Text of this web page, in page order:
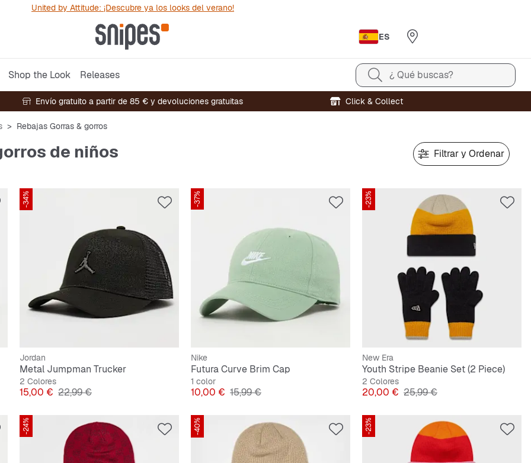
United by Attitude: ¡Descubre ya los looks del verano!
ES
Shop the Look Releases ¿ Qué buscas?
Envío gratuito a partir de 85 € y devoluciones gratuitas Click & Collect
Rebajas Gorras & gorros
de niños Filtrar y Ordenar
-34%
Jordan
Metal Jumpman Trucker
2 Colores
Precio
15,00 € Precio original
22,99 €
-37%
Nike
Futura Curve Brim Cap
1 color
Precio
10,00 € Precio original
15,99 €
-23%
New Era
Youth Stripe Beanie Set (2 Piece)
2 Colores
Precio
20,00 € Precio original
25,99 €
-24% -40% -23%